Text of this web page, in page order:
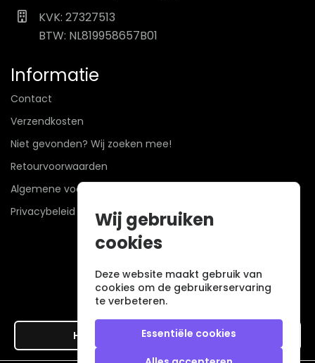
KVK: 27327513
BTW: NL819958657B01
Informatie
Contact
Verzendkosten
Niet gevonden? Wij zoeken mee!
Retourvoorwaarden
Algemene voorwaarden
Privacybeleid
Hier de overeenkomst ontbinden
Wij gebruiken
cookies
Deze website maakt gebruik van
cookies om de gebruikerservaring
te verbeteren.
Essentiële cookies